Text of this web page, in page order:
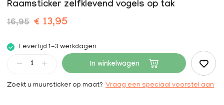
Raamsticker zelfklevend vogels op tak
16,95 € 13,95
Levertijd 1-3 werkdagen
In winkelwagen
Zoekt u muursticker op maat? Vraag een speciaal voorstel aan